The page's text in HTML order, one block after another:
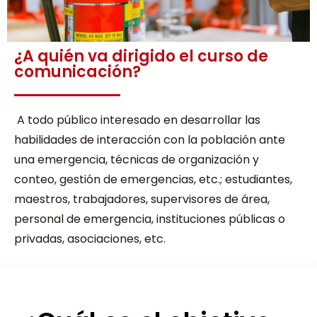
¿A quién va dirigido el curso de
comunicación?
A todo público interesado en desarrollar las
habilidades de interacción con la población ante
una emergencia, técnicas de organización y
conteo, gestión de emergencias, etc.; estudiantes,
maestros, trabajadores, supervisores de área,
personal de emergencia, instituciones públicas o
privadas, asociaciones, etc.